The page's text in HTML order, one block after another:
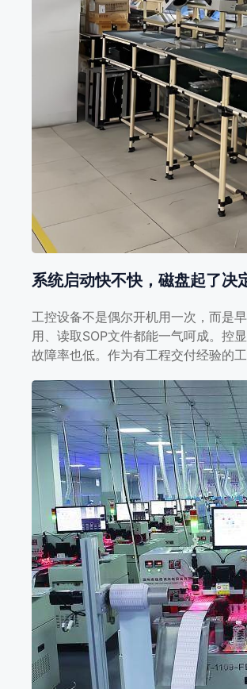
系统启动快不快，磁盘起了决
工控设备不是偶尔开机用一次，而是
用、读取SOP文件都能一气呵成。控
故障率也低。作为有工程交付经验的